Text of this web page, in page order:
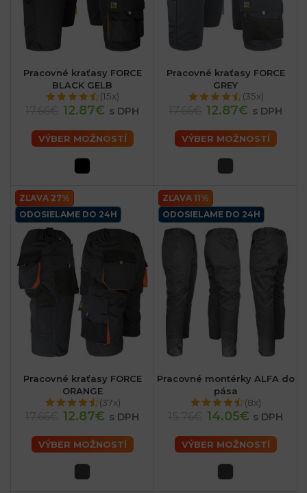
Pracovné kraťasy FORCE
BLACK GELB
(15x)
12.87€ s DPH
VÝBER MOŽNOSTÍ
Pracovné kraťasy FORCE
GREY
(35x)
12.87€ s DPH
VÝBER MOŽNOSTÍ
ZĽAVA 27%
ODOSIELAME DO 24H
Pracovné kraťasy FORCE
ORANGE
(37x)
12.87€ s DPH
VÝBER MOŽNOSTÍ
ZĽAVA 11%
ODOSIELAME DO 24H
Pracovné montérky ALFA do
pása
(8x)
14.05€ s DPH
VÝBER MOŽNOSTÍ